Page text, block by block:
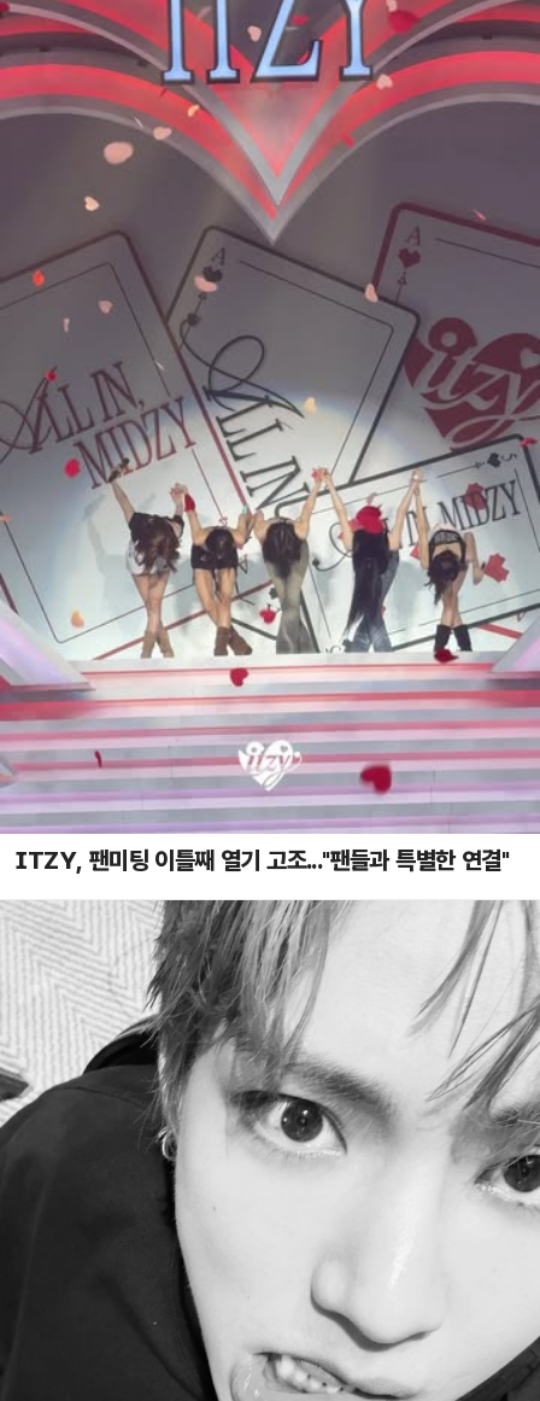
ITZY, 팬미팅 이틀째 열기 고조..."팬들과 특별한 연결"